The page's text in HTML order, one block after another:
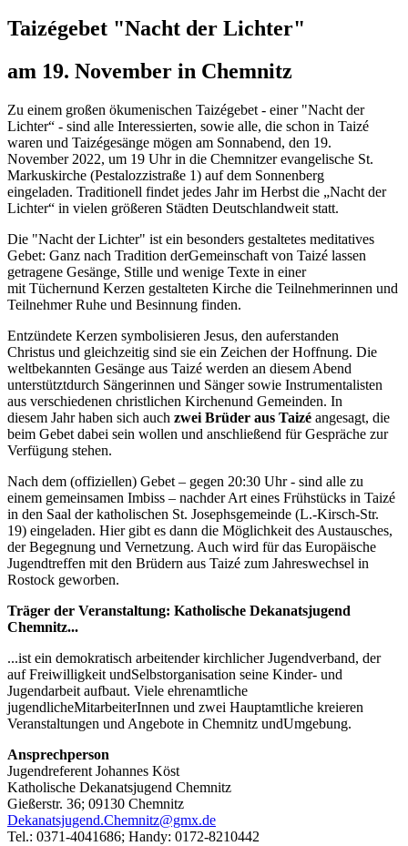
Taizégebet "Nacht der Lichter"
am 19. November in Chemnitz
Zu einem großen ökumenischen Taizégebet - einer "Nacht der
Lichter“ - sind alle Interessierten, sowie alle, die schon in Taizé
waren und Taizégesänge mögen am Sonnabend, den 19.
November 2022, um 19 Uhr in die Chemnitzer evangelische St.
Markuskirche (Pestalozzistraße 1) auf dem Sonnenberg
eingeladen. Traditionell findet jedes Jahr im Herbst die „Nacht der
Lichter“ in vielen größeren Städten Deutschlandweit statt.
Die "Nacht der Lichter" ist ein besonders gestaltetes meditatives
Gebet: Ganz nach Tradition derGemeinschaft von Taizé lassen
getragene Gesänge, Stille und wenige Texte in einer
mit Tüchernund Kerzen gestalteten Kirche die Teilnehmerinnen und
Teilnehmer Ruhe und Besinnung finden.
Entzündete Kerzen symbolisieren Jesus, den auferstanden
Christus und gleichzeitig sind sie ein Zeichen der Hoffnung. Die
weltbekannten Gesänge aus Taizé werden an diesem Abend
unterstütztdurch Sängerinnen und Sänger sowie Instrumentalisten
aus verschiedenen christlichen Kirchenund Gemeinden. In
diesem Jahr haben sich auch zwei Brüder aus Taizé angesagt, die
beim Gebet dabei sein wollen und anschließend für Gespräche zur
Verfügung stehen.
Nach dem (offiziellen) Gebet – gegen 20:30 Uhr - sind alle zu
einem gemeinsamen Imbiss – nachder Art eines Frühstücks in Taizé
in den Saal der katholischen St. Josephsgemeinde (L.-Kirsch-Str.
19) eingeladen. Hier gibt es dann die Möglichkeit des Austausches,
der Begegnung und Vernetzung. Auch wird für das Europäische
Jugendtreffen mit den Brüdern aus Taizé zum Jahreswechsel in
Rostock geworben.
Träger der Veranstaltung: Katholische Dekanatsjugend
Chemnitz...
...ist ein demokratisch arbeitender kirchlicher Jugendverband, der
auf Freiwilligkeit undSelbstorganisation seine Kinder- und
Jugendarbeit aufbaut. Viele ehrenamtliche
jugendlicheMitarbeiterInnen und zwei Hauptamtliche kreieren
Veranstaltungen und Angebote in Chemnitz undUmgebung.
Ansprechperson
Jugendreferent Johannes Köst
Katholische Dekanatsjugend Chemnitz
Gießerstr. 36; 09130 Chemnitz
Dekanatsjugend.Chemnitz@gmx.de
Tel.: 0371-4041686; Handy: 0172-8210442